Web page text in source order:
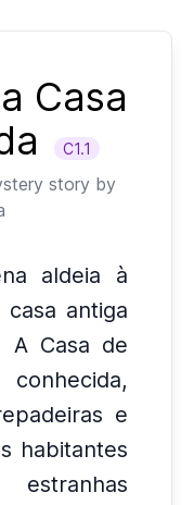
Casa
C1.1
story by
aldeia à
antiga
A Casa de
e
habitantes
estranhas